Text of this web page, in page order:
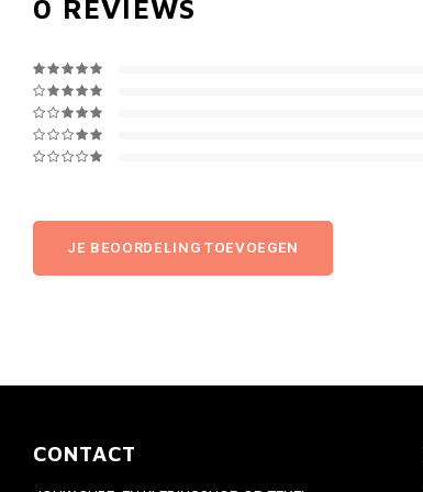
0 REVIEWS
JE BEOORDELING TOEVOEGEN
CONTACT